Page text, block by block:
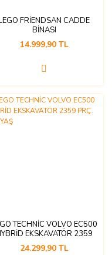
FRİENDSAN CADDE
BİNASI
14.999,90 TL
TECHNİC VOLVO EC500
EKSKAVATÖR 2359
PRÇ. +18 YAŞ
24.299,90 TL